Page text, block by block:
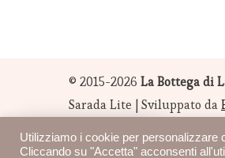
© 2015-2026 La Bottega di
Sarada Lite | Sviluppato da
Utilizziamo i cookie per personalizzare
Cliccando su "Accetta" acconsenti
Inviaci un messaggio